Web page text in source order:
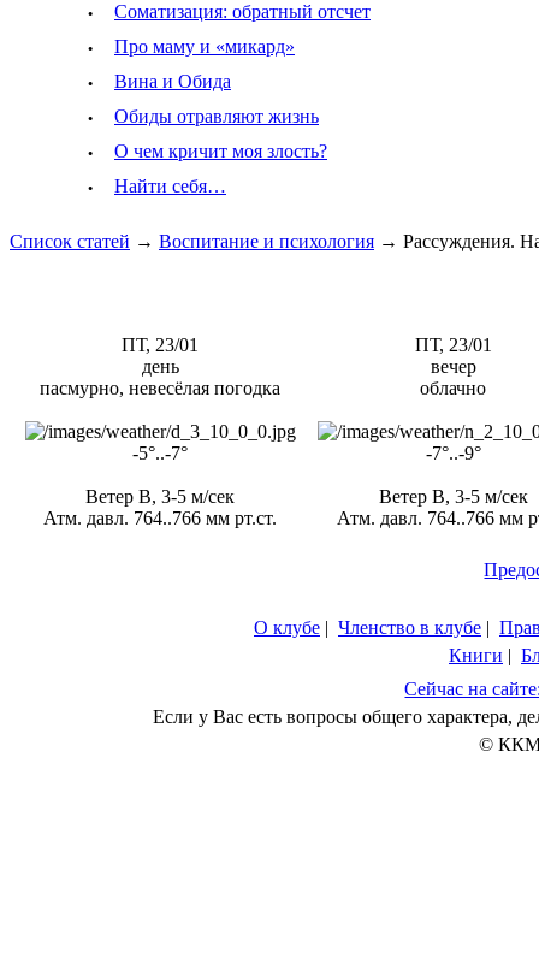
· Соматизация: обратный отсчет
· Про маму и «микард»
· Вина и Обида
· Обиды отравляют жизнь
· О чем кричит моя злость?
· Найти себя…
Список статей → Воспитание и психология → Рассуждения.
ПТ, 23/01
день
пасмурно, невесёлая погодка
-5°..-7°
Ветер В, 3-5 м/сек
Атм. давл. 764..766 мм рт.ст.
ПТ, 23/01
вечер
облачно
-7°..-9°
Ветер В, 3-5 м/сек
Атм. давл. 764..766 мм
О клубе | Членство в клубе |
Книги |
Сейчас на
Если у Вас есть вопросы общего характера,
© ККМ